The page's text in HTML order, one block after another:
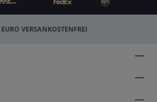
VERSANKOSTENFREI